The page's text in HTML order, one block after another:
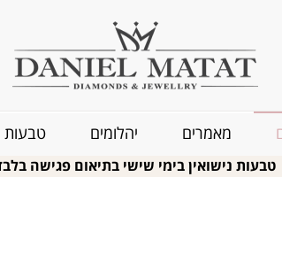
מאמרים יהלומים טבעות
טבעות נישואין בימי שישי בתיאום פגישה